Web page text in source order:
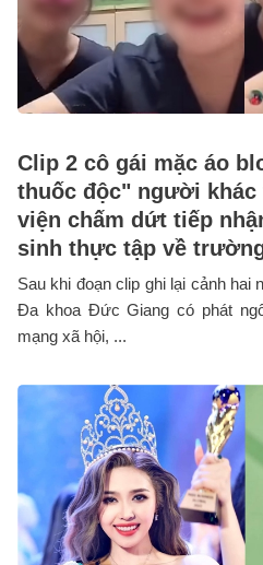
Clip 2 cô gái mặc áo
thuốc độc" người khác
viện chấm dứt tiếp
sinh thực tập về
Sau khi đoạn clip ghi lại cảnh hai
Đa khoa Đức Giang có phát
mạng xã hội, ...